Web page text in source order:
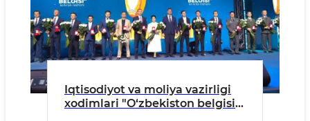
Iqtisodiyot va moliya vazirligi
xodimlari "O‘zbekiston belgisi"